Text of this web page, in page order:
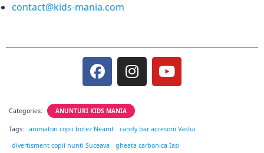
contact@kids-mania.com
Categories: ANUNTURI KIDS MANIA
Tags: animatori copii botez Neamt
candy bar accesorii Vaslui
divertisment copii nunti Suceava
gheata carbonica Iasi